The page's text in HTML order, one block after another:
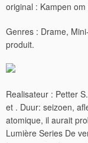
original : Kampen
Genres : Drame,
produit.
Realisateur : Petter
et . Duur: seizoen,
atomique, il aurait
Lumière Series De